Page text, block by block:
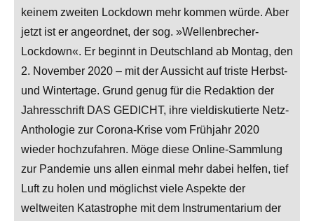
keinem zweiten Lockdown mehr kommen würde. Aber
jetzt ist er angeordnet, der sog. »Wellenbrecher-
Lockdown«. Er beginnt in Deutschland ab Montag, den
2. November 2020 – mit der Aussicht auf triste Herbst-
und Wintertage. Grund genug für die Redaktion der
Jahresschrift DAS GEDICHT, ihre vieldiskutierte Netz-
Anthologie zur Corona-Krise vom Frühjahr 2020
wieder hochzufahren. Möge diese Online-Sammlung
zur Pandemie uns allen einmal mehr dabei helfen, tief
Luft zu holen und möglichst viele Aspekte der
weltweiten Katastrophe mit dem Instrumentarium der